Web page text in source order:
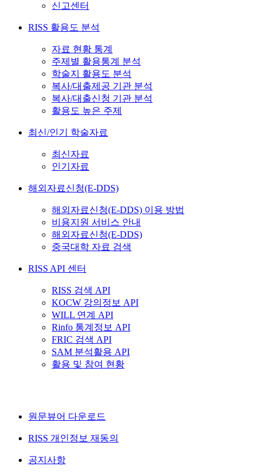
신고센터
RISS 활용도 분석
자료 현황 통계
주제별 활용통계 분석
학술지 활용도 분석
복사/대출제공 기관 분석
복사/대출신청 기관 분석
활용도 높은 주제
최신/인기 학술자료
최신자료
인기자료
해외자료신청(E-DDS)
해외자료신청(E-DDS) 이용 방법
비용지원 서비스 안내
해외자료신청(E-DDS)
중국대학 자료 검색
RISS API 센터
RISS 검색 API
KOCW 강의정보 API
WILL 연계 API
Rinfo 통계정보 API
FRIC 검색 API
SAM 분석활용 API
활용 및 참여 현황
원문뷰어 다운로드
RISS 개인정보 재동의
공지사항